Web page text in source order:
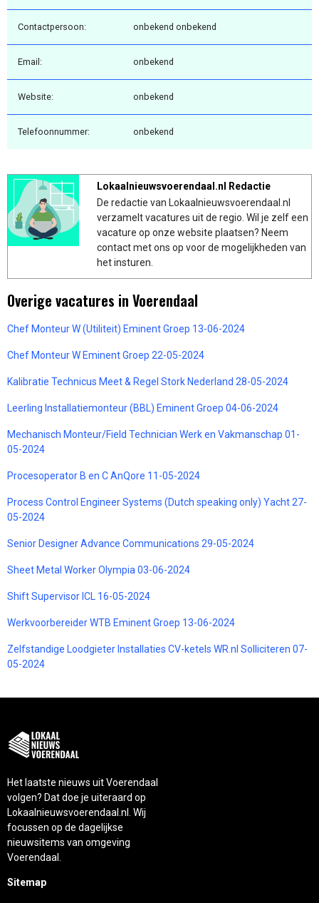
Contactpersoon: onbekend onbekend
Email: onbekend
Website: onbekend
Telefoonnummer: onbekend
Lokaalnieuwsvoerendaal.nl Redactie
De redactie van Lokaalnieuwsvoerendaal.nl
verzamelt vacatures uit de regio. Wil je zelf een
vacature op onze website plaatsen? Neem
contact met ons op voor de mogelijkheden van
het insturen.
Overige vacatures in Voerendaal
Chef Monteur W (Utiliteit) Eminent Groep 13-06-2024
Chef Monteur W Eminent Groep 22-05-2024
Kalibratie Technicus Meet & Regel Stork Nederland 28-05-2024
Leerling Installatiemonteur (BBL) Eminent Groep 04-06-2024
Mechanisch Monteur/Field Technician Werk en Vakmanschap 01-
05-2024
Procesoperator B en C AnQore 11-05-2024
Process Control Engineer Systems (Dutch speaking only) Yacht 27-
05-2024
Senior Designer Advance Communications 29-05-2024
Sheet Metal Worker Olympia 03-06-2024
Shift Supervisor ICL 16-05-2024
Werkvoorbereider WTB Eminent Groep 13-06-2024
Zelfstandige Loodgieter Installaties CV-ketels WR.nl Solliciteren 07-
05-2024
Het laatste nieuws uit Voerendaal
volgen? Dat doe je uiteraard op
Lokaalnieuwsvoerendaal.nl. Wij
focussen op de dagelijkse
nieuwsitems van omgeving
Voerendaal.
Sitemap